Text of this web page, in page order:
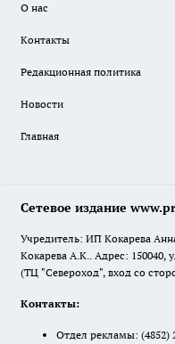
О нас
Контакты
Редакционная политика
Новости
Главная
Сетевое издание
Учредитель: ИП Кокарева
Кокарева А.К.. Адрес: 150040,
(ТЦ "Североход", вход со
Контакты:
Отдел рекламы: (4852)